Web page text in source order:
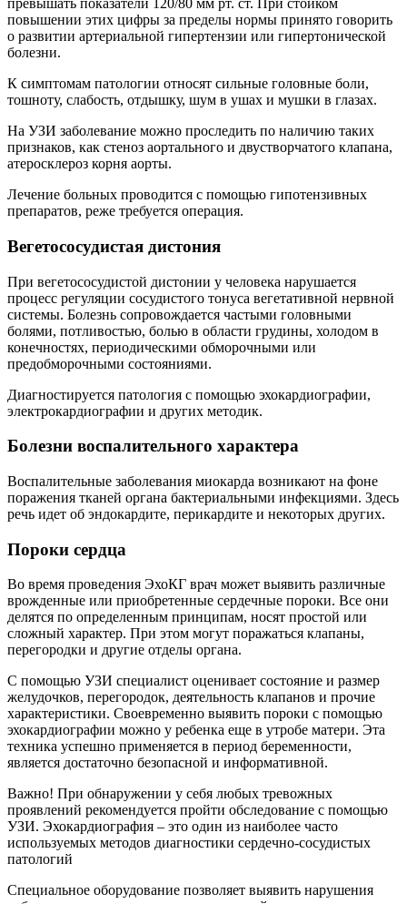
превышать показатели 120/80 мм рт. ст. При стойком
повышении этих цифры за пределы нормы принято говорить
о развитии артериальной гипертензии или гипертонической
болезни.
К симптомам патологии относят сильные головные боли,
тошноту, слабость, отдышку, шум в ушах и мушки в глазах.
На УЗИ заболевание можно проследить по наличию таких
признаков, как стеноз аортального и двустворчатого клапана,
атеросклероз корня аорты.
Лечение больных проводится с помощью гипотензивных
препаратов, реже требуется операция.
Вегетососудистая дистония
При вегетососудистой дистонии у человека нарушается
процесс регуляции сосудистого тонуса вегетативной нервной
системы. Болезнь сопровождается частыми головными
болями, потливостью, болью в области грудины, холодом в
конечностях, периодическими обморочными или
предобморочными состояниями.
Диагностируется патология с помощью эхокардиографии,
электрокардиографии и других методик.
Болезни воспалительного характера
Воспалительные заболевания миокарда возникают на фоне
поражения тканей органа бактериальными инфекциями. Здесь
речь идет об эндокардите, перикардите и некоторых других.
Пороки сердца
Во время проведения ЭхоКГ врач может выявить различные
врожденные или приобретенные сердечные пороки. Все они
делятся по определенным принципам, носят простой или
сложный характер. При этом могут поражаться клапаны,
перегородки и другие отделы органа.
С помощью УЗИ специалист оценивает состояние и размер
желудочков, перегородок, деятельность клапанов и прочие
характеристики. Своевременно выявить пороки с помощью
эхокардиографии можно у ребенка еще в утробе матери. Эта
техника успешно применяется в период беременности,
является достаточно безопасной и информативной.
Важно! При обнаружении у себя любых тревожных
проявлений рекомендуется пройти обследование с помощью
УЗИ. Эхокардиография – это один из наиболее часто
используемых методов диагностики сердечно-сосудистых
патологий
Специальное оборудование позволяет выявить нарушения